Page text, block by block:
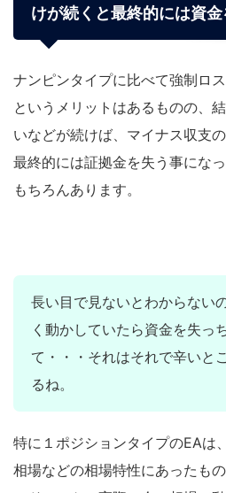
けが続くと最終的には資金
ナンピンタイプに比べて強制ロ
というメリットはあるものの、
いなどが続けば、マイナス収支
最終的には証拠金を失う事にな
もちろんあります。
長い目で見ないとわからない
く動かしていたら資金を失っ
て・・・それはそれで辛いと
るね。
特に１ポジションタイプのEAは
相場などの相場特性にあったも